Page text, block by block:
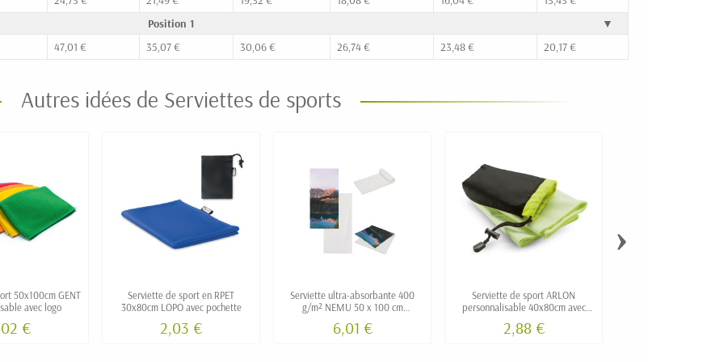
Position 1
▼
47,01 € 35,07 € 30,06 € 26,74 € 23,48 € 20,17 €
Autres idées de Serviettes de sports
50x100cm GENT
avec logo
€
Serviette de sport en RPET
30x80cm LOPO avec pochette
2,03 €
Serviette ultra-absorbante 400
g/m² NEMU 50 x 100 cm
6,01 €
Serviette de sport ARLON
personnalisable 40x80cm avec
2,88 €
›